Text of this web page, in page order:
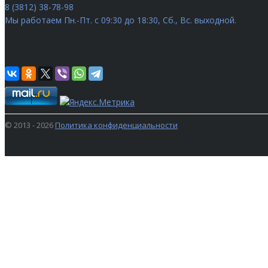
8 (3812) 38-78-98
Мы работаем Пн.-Пт. с 09:30 до 18:30, Сб., Вс. выходной.
© 2013 - 2026Политика конфиденциальности